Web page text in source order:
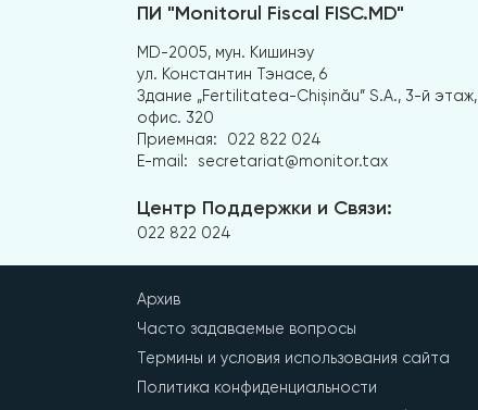
ПИ "Monitorul Fiscal FISC.MD"
MD-2005, мун. Кишинэу
ул. Константин Тэнасе, 6
Здание „Fertilitatea-Chișinău” S.A., 3-й этаж,
офис. 320
Приемная:
022 822 024
E-mail:
secretariat@monitor.tax
Центр Поддержки и Связи:
022 822 024
Архив
Часто задаваемые вопросы
Термины и условия использования сайта
Политика конфиденциальности